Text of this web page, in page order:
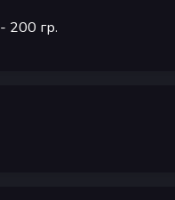
- 200 гр.